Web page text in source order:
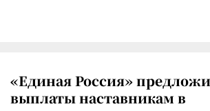
«Единая Россия»
выплаты наставникам в